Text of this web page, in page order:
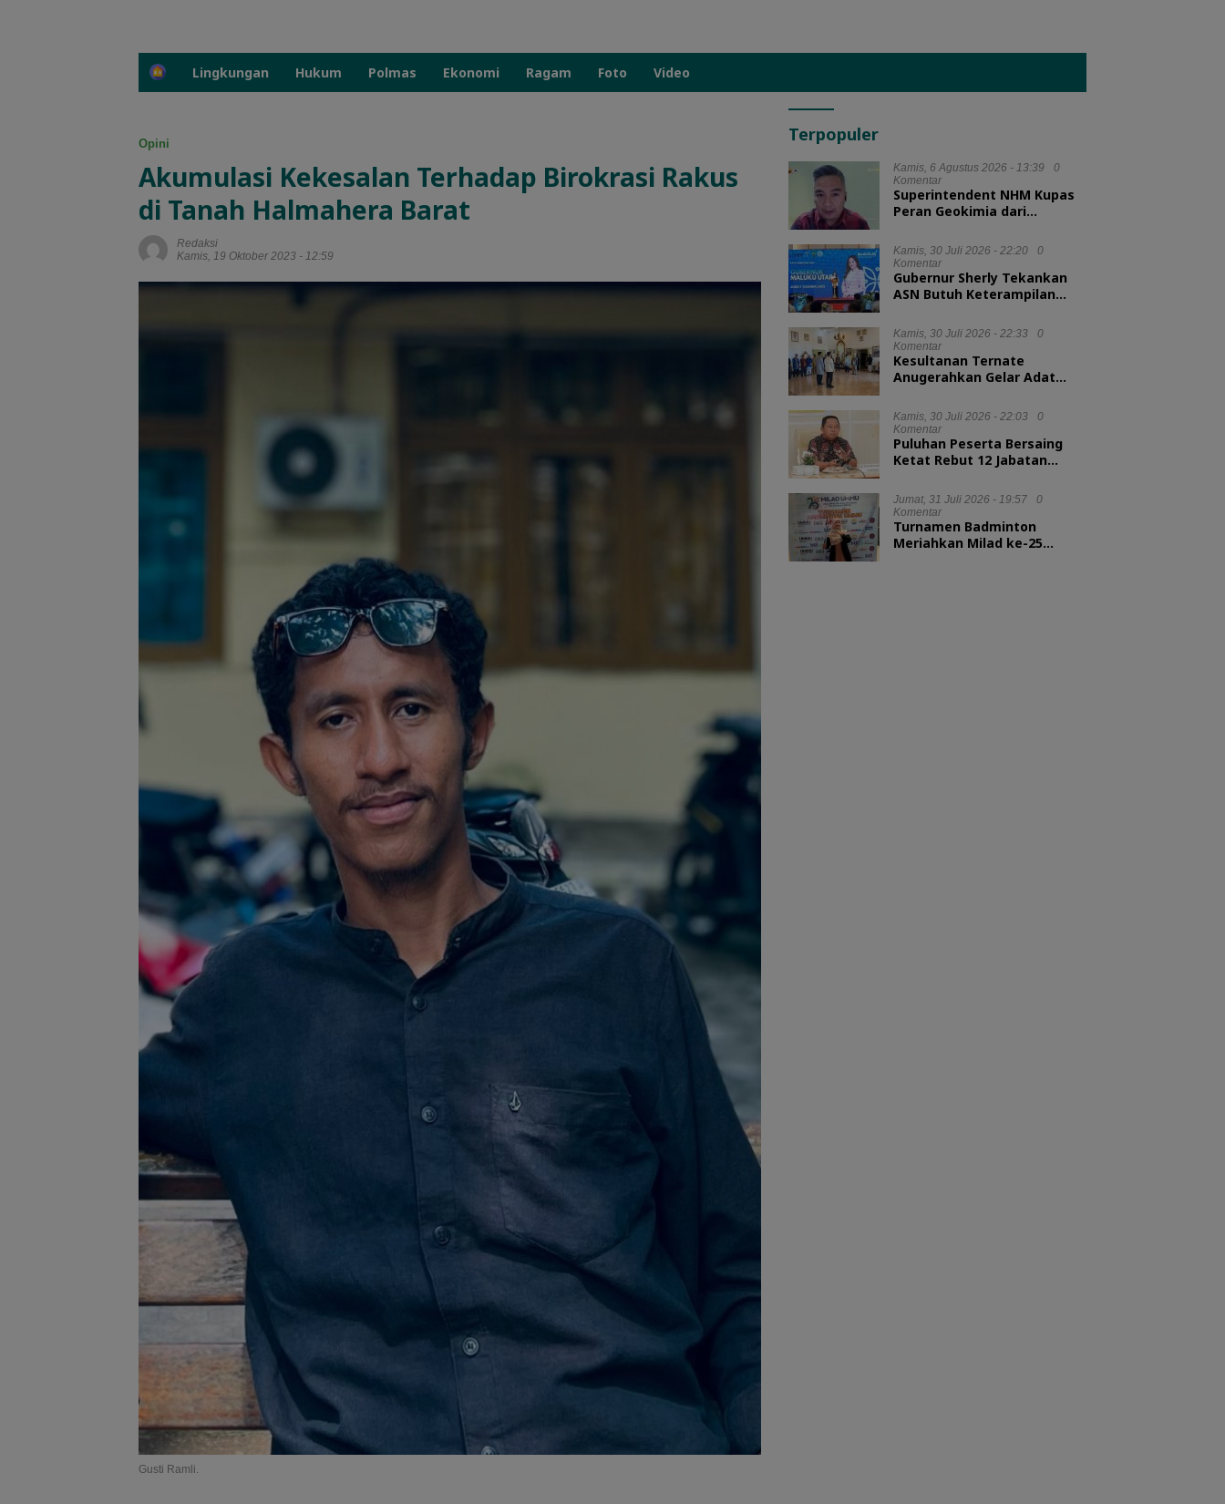
H
Lingkungan Hukum Polmas Ekonomi Ragam Foto Video
Opini
Akumulasi Kekesalan Terhadap Birokrasi Rakus
di Tanah Halmahera Barat
Redaksi
Kamis, 19 Oktober 2023 - 12:59
Gusti Ramli.
Terpopuler
Kamis, 6 Agustus 2026 - 13:39
0
Komentar
Superintendent NHM Kupas
Peran Geokimia dari
dalam Webinar MGEI-SC UNG
Kamis, 30 Juli 2026 - 22:20
0
Komentar
Gubernur Sherly Tekankan
ASN Butuh Keterampilan
Kamis, 30 Juli 2026 - 22:33
0
Komentar
Kesultanan Ternate
Anugerahkan Gelar Adat
Kepala LAN RI
Kamis, 30 Juli 2026 - 22:03
0
Komentar
Puluhan Peserta Bersaing
Ketat Rebut 12 Jabatan
Jumat, 31 Juli 2026 - 19:57
0
Komentar
Turnamen Badminton
Meriahkan Milad ke-25